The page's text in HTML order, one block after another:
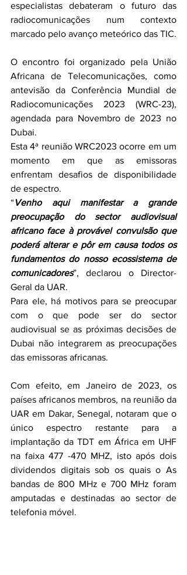
especialistas debateram o futuro das
radiocomunicações num contexto
marcado pelo avanço meteórico das TIC.
O encontro foi organizado pela União
Africana de Telecomunicações, como
antevisão da Conferência Mundial de
Radiocomunicações 2023 (WRC-23),
agendada para Novembro de 2023 no
Dubai.
Esta 4ª reunião WRC2023 ocorre em um
momento em que as emissoras
enfrentam desafios de disponibilidade
de espectro.
“Venho aqui manifestar a grande
preocupação do sector audiovisual
africano face à provável convulsão que
poderá alterar e pôr em causa todos os
fundamentos do nosso ecossistema de
comunicadores”, declarou o Director-
Geral da UAR.
Para ele, há motivos para se preocupar
com o que pode ser do sector
audiovisual se as próximas decisões de
Dubai não integrarem as preocupações
das emissoras africanas.
Com efeito, em Janeiro de 2023, os
países africanos membros, na reunião da
UAR em Dakar, Senegal, notaram que o
único espectro restante para a
implantação da TDT em África em UHF
na faixa 477 -470 MHZ, isto após dois
dividendos digitais sob os quais o As
bandas de 800 MHz e 700 MHz foram
amputadas e destinadas ao sector de
telefonia móvel.